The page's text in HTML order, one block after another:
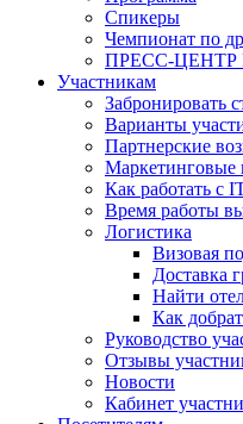
Спикеры
Чемпионат по
ПРЕСС-ЦЕНТР
Участникам
Забронировать
Варианты
Партнерские
Маркетинговые
Как работать с
Время работы
Логистика
Визовая
Доставка
Найти
Как
Руководство
Отзывы
Новости
Кабинет